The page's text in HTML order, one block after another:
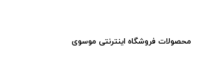
محصولات فروشگاه اینترنتی موسوی